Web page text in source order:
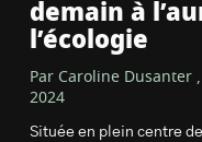
demain à
l’écologie
Par Caroline Dusanter
2024
Située en plein centre